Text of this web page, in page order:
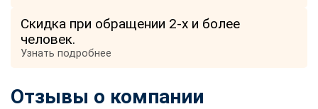
Скидка при обращении 2-х и более
человек.
Узнать подробнее
Отзывы о компании